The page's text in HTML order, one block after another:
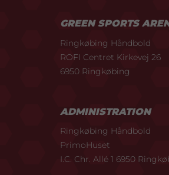
GREEN SPORTS
Ringkøbing Håndbold
ROFI Centret Kirkevej 26
6950 Ringkøbing
ADMINISTRATION
Ringkøbing Håndbold
PrimoHuset
I.C. Chr. Allé 1 6950